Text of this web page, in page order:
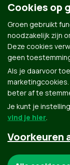
Cookies op
Groen gebruikt
noodzakelijk zijn
Deze cookies
geen
Als je daarvoor
beter af te
Je kunt je
vind je hier.
Voorkeuren